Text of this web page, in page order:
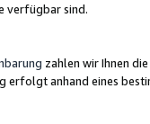
verfügbar sind.
zahlen wir Ihnen
erfolgt anhand eines